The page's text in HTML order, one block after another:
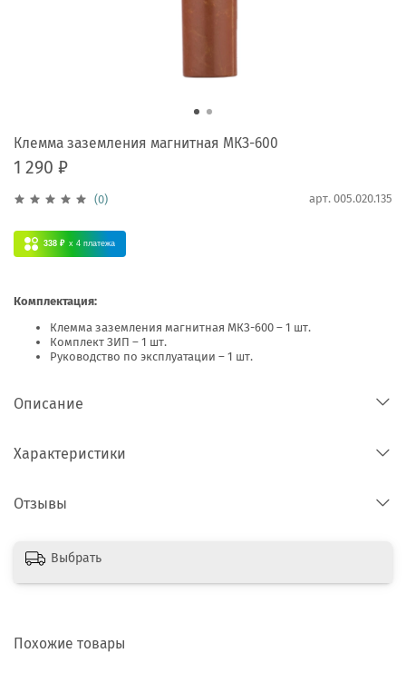
(0) арт. 005.020.135
Клемма заземления магнитная МКЗ-600
1 290 ₽
338 ₽ x 4 платежа
Комплектация:
Клемма заземления магнитная МКЗ-600 – 1 шт.
Комплект ЗИП – 1 шт.
Руководство по эксплуатации – 1 шт.
Описание
Характеристики
Отзывы
Выбрать
Похожие товары